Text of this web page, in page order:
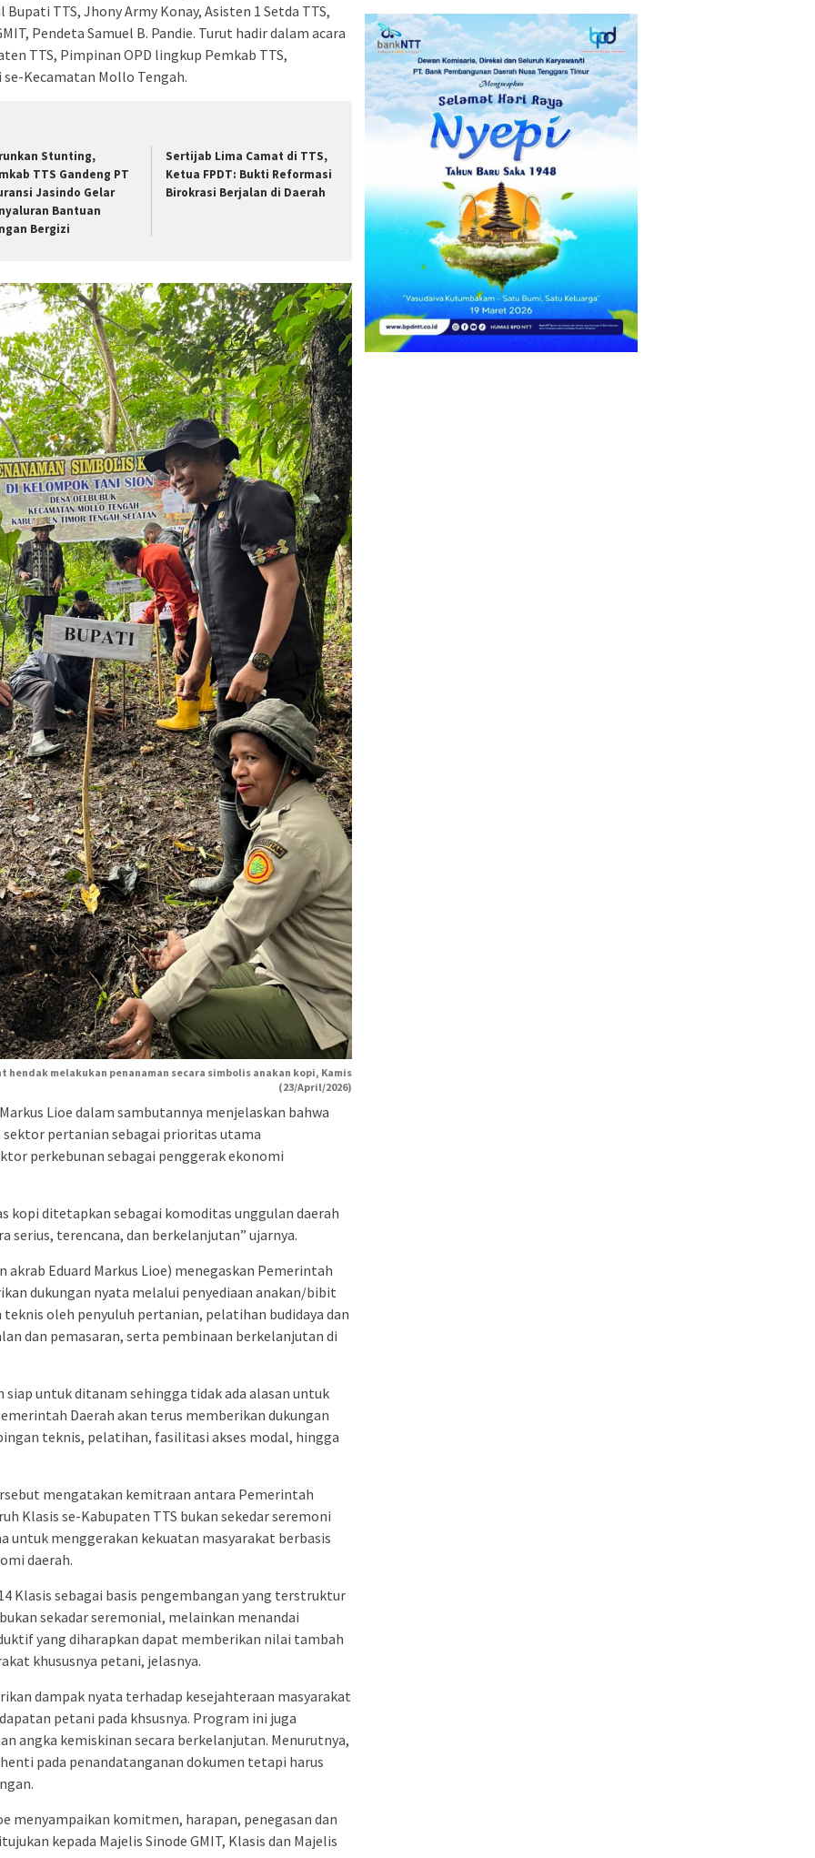
TTS, Jhony Army Konay, Asisten 1 Setda TTS,
Pendeta Samuel B. Pandie. Turut hadir dalam acara
TTS, Pimpinan OPD lingkup Pemkab TTS,
Kecamatan Mollo Tengah.
Stunting,
TTS Gandeng PT
Jasindo Gelar
Bantuan
Bergizi
Sertijab Lima Camat di TTS,
Ketua FPDT: Bukti Reformasi
Birokrasi Berjalan di Daerah
hendak melakukan penanaman secara simbolis anakan kopi, Kamis
(23/April/2026)
Lioe dalam sambutannya menjelaskan bahwa
pertanian sebagai prioritas utama
perkebunan sebagai penggerak ekonomi
kopi ditetapkan sebagai komoditas unggulan daerah
serius, terencana, dan berkelanjutan” ujarnya.
akrab Eduard Markus Lioe) menegaskan Pemerintah
dukungan nyata melalui penyediaan anakan/bibit
oleh penyuluh pertanian, pelatihan budidaya dan
dan pemasaran, serta pembinaan berkelanjutan di
untuk ditanam sehingga tidak ada alasan untuk
Daerah akan terus memberikan dukungan
teknis, pelatihan, fasilitasi akses modal, hingga
mengatakan kemitraan antara Pemerintah
Klasis se-Kabupaten TTS bukan sekedar seremoni
menggerakan kekuatan masyarakat berbasis
daerah.
Klasis sebagai basis pengembangan yang terstruktur
sekadar seremonial, melainkan menandai
yang diharapkan dapat memberikan nilai tambah
khususnya petani, jelasnya.
dampak nyata terhadap kesejahteraan masyarakat
petani pada khsusnya. Program ini juga
angka kemiskinan secara berkelanjutan. Menurutnya,
pada penandatanganan dokumen tetapi harus
menyampaikan komitmen, harapan, penegasan dan
kepada Majelis Sinode GMIT, Klasis dan Majelis